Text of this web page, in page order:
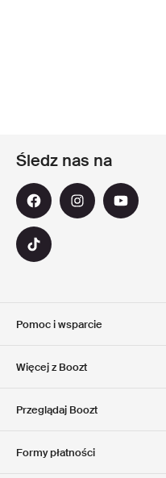
Pomoc i wsparcie
Więcej z Boozt
Przeglądaj Boozt
Śledz nas na
Formy płatności